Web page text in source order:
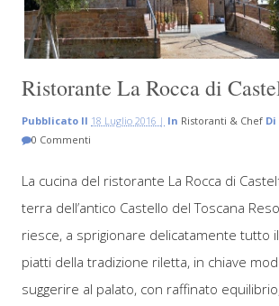
Ristorante La Rocca di
Pubblicato Il 18 Luglio 2016 | In Ristoranti & Chef Di
0 Commenti
La cucina del ristorante La Rocca di
terra dell’antico Castello del Toscana
riesce, a sprigionare delicatamente tutto
piatti della tradizione riletta, in chiave
suggerire al palato, con raffinato